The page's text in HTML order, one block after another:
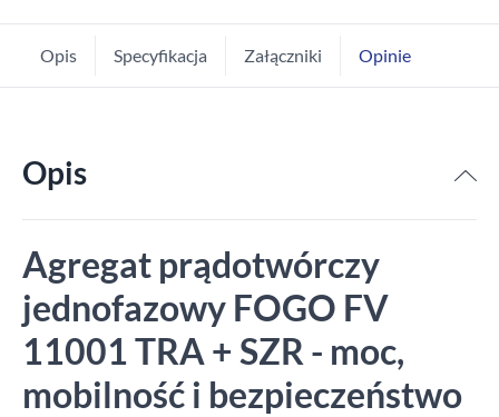
Opis Specyfikacja Załączniki Opinie
Opis
Agregat prądotwórczy
jednofazowy FOGO FV
11001 TRA + SZR - moc,
mobilność i bezpieczeństwo